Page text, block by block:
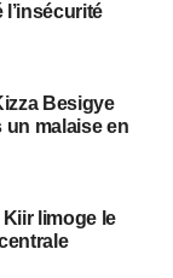
Besigye
malaise en
Kiir limoge le